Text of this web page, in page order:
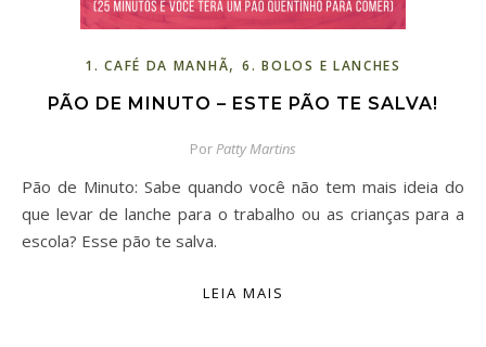
1. CAFÉ DA MANHÃ,6. BOLOS E LANCHES
PÃO DE MINUTO – ESTE PÃO TE SALVA!
PorPatty Martins
Pão de Minuto: Sabe quando você não tem mais ideia do
que levar de lanche para o trabalho ou as crianças para a
escola? Esse pão te salva.
LEIA MAIS